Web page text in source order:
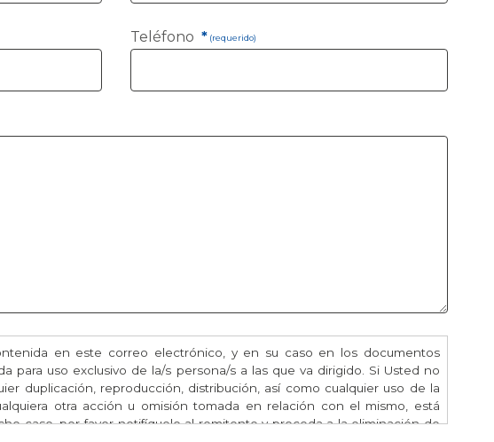
Teléfono * (requerido)
en este correo electrónico, y en su caso en los documentos
para uso exclusivo de la/s persona/s a las que va dirigido. Si Usted no
duplicación, reproducción, distribución, así como cualquier uso de la
otra acción u omisión tomada en relación con el mismo, está
caso, por favor notifíquelo al remitente y proceda a la eliminación de